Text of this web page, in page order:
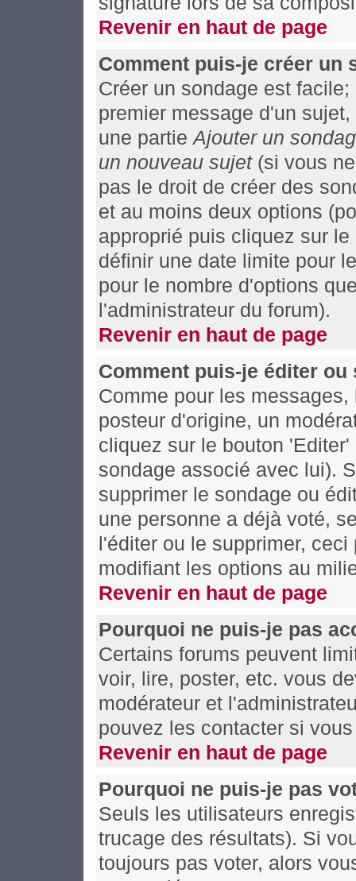
Revenir en haut de page
Comment puis-je créer un
Créer un sondage est
premier message d'un
une partieAjouter un
un nouveau sujet(si vous
pas le droit de créer des
et au moins deux options
approprié puis cliquez sur
définir une date limite pour
pour le nombre d'options
l'administrateur du forum).
Revenir en haut de page
Comment puis-je éditer
Comme pour les
posteur d'origine, un
cliquez sur le bouton
sondage associé avec lui).
supprimer le sondage ou
une personne a déjà voté,
l'éditer ou le supprimer,
modifiant les options au
Revenir en haut de page
Pourquoi ne puis-je pas
Certains forums peuvent
voir, lire, poster, etc. vous
modérateur et
pouvez les contacter si
Revenir en haut de page
Pourquoi ne puis-je pas
Seuls les utilisateurs
trucage des résultats). Si
toujours pas voter, alors